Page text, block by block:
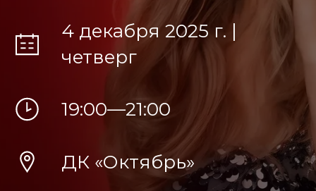
4 декабря 2025 г. |
четверг
19:00—21:00
ДК «Октябрь»